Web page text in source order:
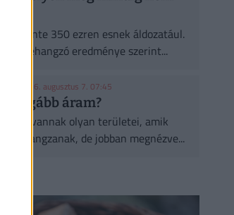
évente 350 ezren esnek áldozatául.
egybehangzó eredménye szerint...
| 2026. augusztus 7. 07:45
drágább áram?
vannak olyan területei, amik
hangzanak, de jobban megnézve...